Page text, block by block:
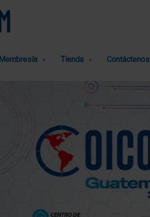
Membresía Tienda Contáctenos